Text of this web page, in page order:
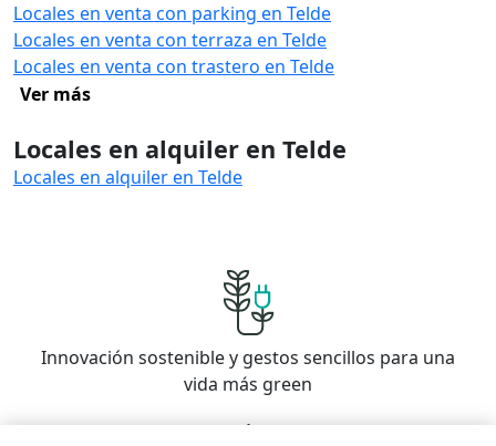
Locales en venta con parking en Telde
Locales en venta con terraza en Telde
Locales en venta con trastero en Telde
Ver más
Locales en alquiler en Telde
Locales en alquiler en Telde
Innovación sostenible y gestos sencillos para una
vida más green